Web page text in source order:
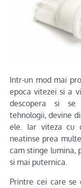
Intr-un mod mai
epoca vitezei si a
descopera si se
tehnologii, devine
ele. Iar viteza cu
neatinse prea
cam stinge lumina,
si mai puternica.
Printre cei care se